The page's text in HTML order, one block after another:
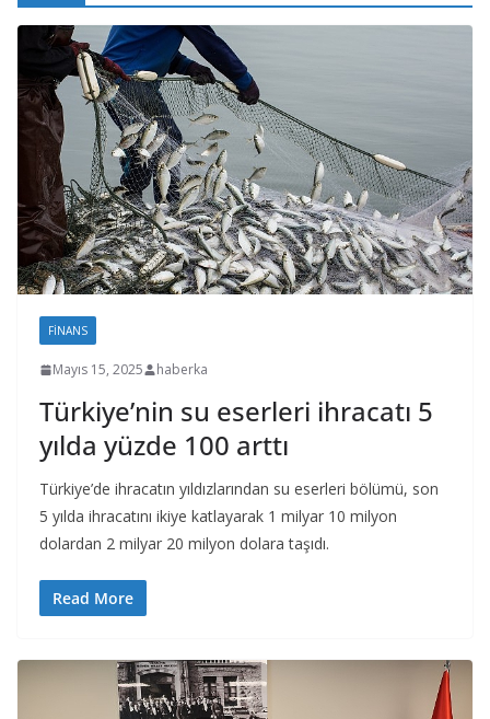
FINANS
Mayıs 15, 2025 haberka
Türkiye’nin su eserleri ihracatı 5
yılda yüzde 100 arttı
Türkiye’de ihracatın yıldızlarından su eserleri bölümü, son
5 yılda ihracatını ikiye katlayarak 1 milyar 10 milyon
dolardan 2 milyar 20 milyon dolara taşıdı.
Read More